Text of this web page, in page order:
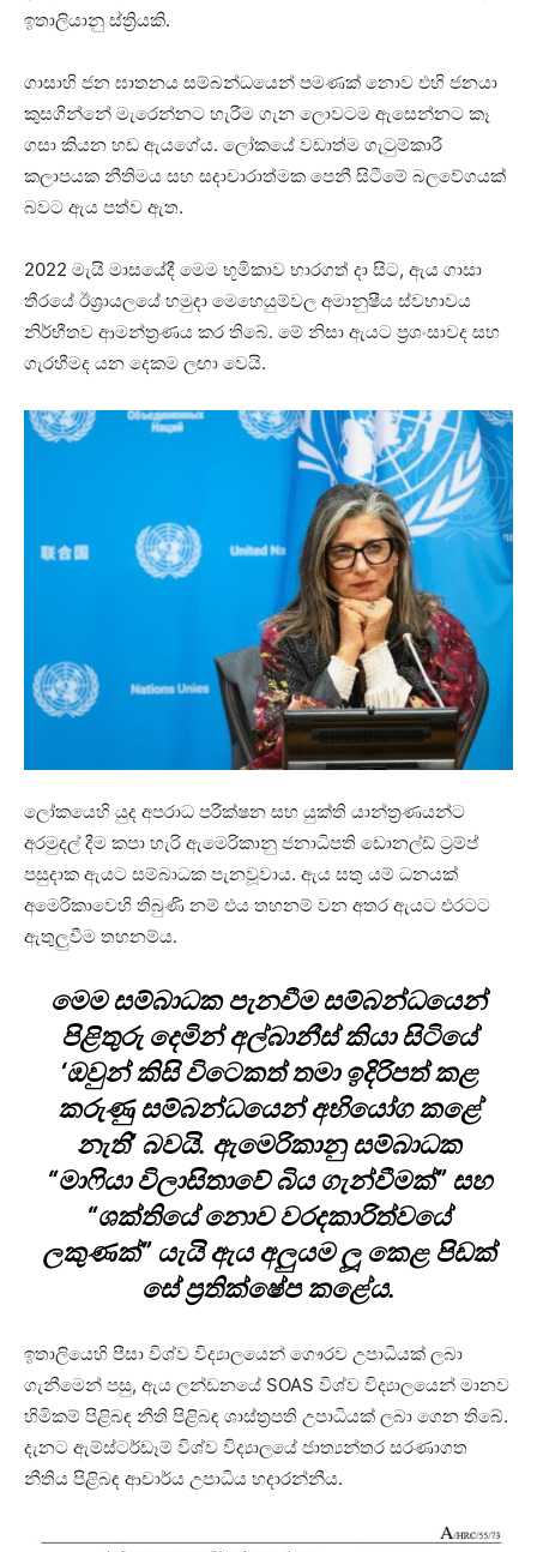
ඉතාලියානු ස්ත්‍රියකි.
ගාසාහි ජන ඝාතනය සම්බන්ධයෙන් පමණක් නොව එහි ජනයා
කුසගින්නේ මැරෙන්නට හැරීම ගැන ලොවටම ඇසෙන්නට කෑ
ගසා කියන හඩ ඇයගේය. ලෝකයේ වඩාත්ම ගැටුම්කාරී
කලාපයක නීතිමය සහ සදාචාරාත්මක පෙනී සිටීමේ බලවේගයක්
බවට ඇය පත්ව ඇත.
2022 මැයි මාසයේදී මෙම භූමිකාව භාරගත් දා සිට, ඇය ගාසා
තීරයේ ඊශ්‍රායලයේ හමුදා මෙහෙයුම්වල අමානුෂීය ස්වභාවය
නිර්භීතව ආමන්ත්‍රණය කර තිබේ. මේ නිසා ඇයට ප්‍රශංසාවද සහ
ගැරහීමද යන දෙකම ලඟා වෙයි.
ලෝකයෙහි යුද අපරාධ පරීක්ෂන සහ යුක්ති යාන්ත්‍රණයන්ට
අරමුදල් දීම කපා හැරි ඇමෙරිකානු ජනාධිපති ඩොනල්ඩ් ට්‍රම්ප්
පසුදාක ඇයට සම්බාධක පැනවූවාය. ඇය සතු යම් ධනයක්
අමෙරිකාවෙහි තිබුණි නම් එය තහනම් වන අතර ඇයට එරටට
ඇතුලුවීම තහනම්ය.
මෙම සම්බාධක පැනවීම සම්බන්ධයෙන්
පිළිතුරු දෙමින් අල්බානීස් කියා සිටියේ
‘ඔවුන් කිසි විටෙකත් තමා ඉදිරිපත් කළ
කරුණු සම්බන්ධයෙන් අභියෝග කළේ
නැති’ බවයි. ඇමෙරිකානු සම්බාධක
“මාෆියා විලාසිතාවේ බිය ගැන්වීමක්” සහ
“ශක්තියේ නොව වරදකාරිත්වයේ
ලකුණක්” යැයි ඇය අලුයම ලූ කෙළ පිඩක්
සේ ප්‍රතික්ෂේප කළේය.
ඉතාලියෙහි පීසා විශ්ව විද්‍යාලයෙන් ගෞරව උපාධියක් ලබා
ගැනීමෙන් පසු, ඇය ලන්ඩනයේ SOAS විශ්ව විද්‍යාලයෙන් මානව
හිමිකම් පිළිබඳ නීති පිළිබඳ ශාස්ත්‍රපති උපාධියක් ලබා ගෙන තිබේ.
දැනට ඇම්ස්ටර්ඩෑම් විශ්ව විද්‍යාලයේ ජාත්‍යන්තර සරණාගත
නීතිය පිළිබඳ ආචාර්ය උපාධිය හදාරන්නීය.